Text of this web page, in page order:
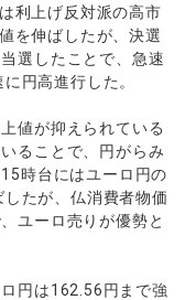
利上げ反対派の高市
を伸ばしたが、決選
選したことで、急速
円高進行した。
値が抑えられている
ることで、円がらみ
時台にはユーロ円の
たが、仏消費者物価
ユーロ売りが優勢と
円は162.56円まで強